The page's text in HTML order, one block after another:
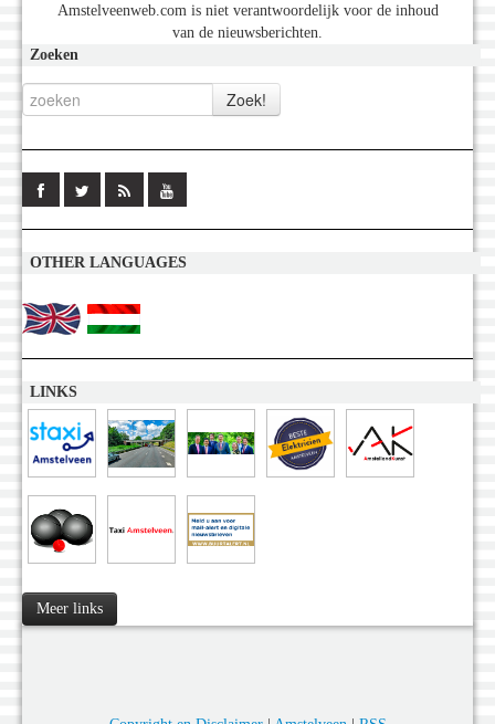
Amstelveenweb.com is niet verantwoordelijk voor de inhoud
van de nieuwsberichten.
Zoeken
OTHER LANGUAGES
LINKS
Meer links